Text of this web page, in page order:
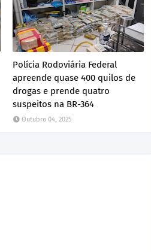
Polícia Rodoviária Federal
apreende quase 400 quilos de
drogas e prende quatro
suspeitos na BR-364
Outubro 04, 2025